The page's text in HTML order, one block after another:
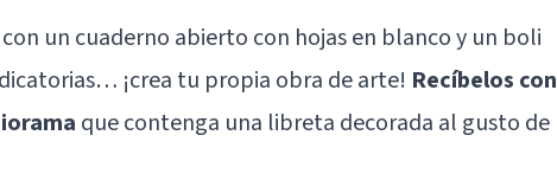
un cuaderno abierto con hojas en blanco y un boli
¡crea tu propia obra de arte! Recíbelos con
que contenga una libreta decorada al gusto de